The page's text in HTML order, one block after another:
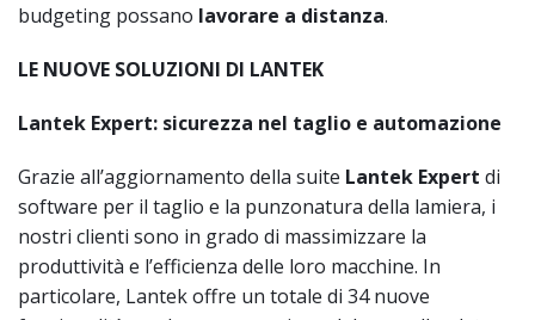
budgeting possano lavorare a distanza.
LE NUOVE SOLUZIONI DI LANTEK
Lantek Expert: sicurezza nel taglio e automazione
Grazie all’aggiornamento della suite Lantek Expert di
software per il taglio e la punzonatura della lamiera, i
nostri clienti sono in grado di massimizzare la
produttività e l’efficienza delle loro macchine. In
particolare, Lantek offre un totale di 34 nuove